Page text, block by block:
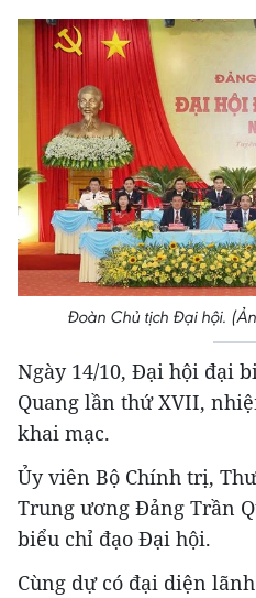
Đoàn Chủ tịch Đại hội.
Ngày 14/10, Đại hội đại
Quang lần thứ XVII,
khai mạc.
Ủy viên Bộ Chính trị,
Trung ương Đảng Trần
biểu chỉ đạo Đại hội.
Cùng dự có đại diện